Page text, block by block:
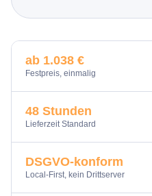
ab 1.038 €
Festpreis, einmalig
48 Stunden
Lieferzeit Standard
DSGVO-konform
Local-First, kein Drittserver